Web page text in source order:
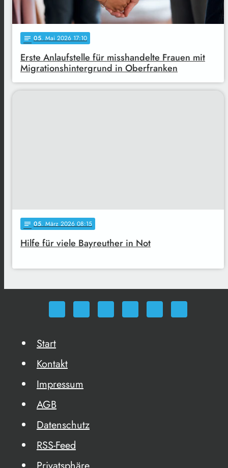
notes 05. Mai 2026 17:10
Erste Anlaufstelle für misshandelte Frauen mit
Migrationshintergrund in Oberfranken
notes 05. März 2026 08:15
Hilfe für viele Bayreuther in Not
Start
Kontakt
Impressum
AGB
Datenschutz
RSS-Feed